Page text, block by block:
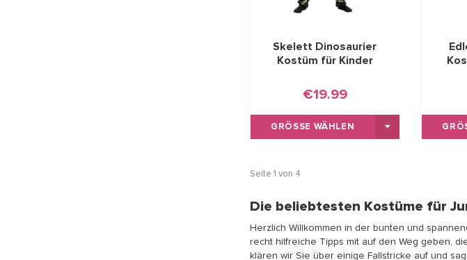
Skelett Dinosaurier
Kostüm für Kinder
€19.99
GRÖSSE WÄHLEN
Seite 1 von 4
Die beliebtesten Kostüme für
Herzlich Willkommen in der bunten und
recht hilfreiche Tipps mit auf den Weg geben,
klären wir Sie über einige Fallstricke auf und